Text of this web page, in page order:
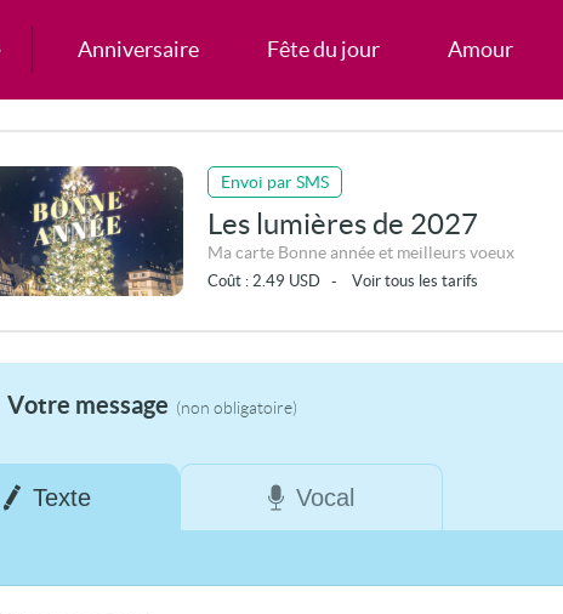
Anniversaire Fête du jour Amour
Envoi par SMS
Les lumières de 2027
Ma carte Bonne année et meilleurs voeux
Coût : 2.49 USD- Voir tous les tarifs
Votre message (non obligatoire)
Texte Vocal